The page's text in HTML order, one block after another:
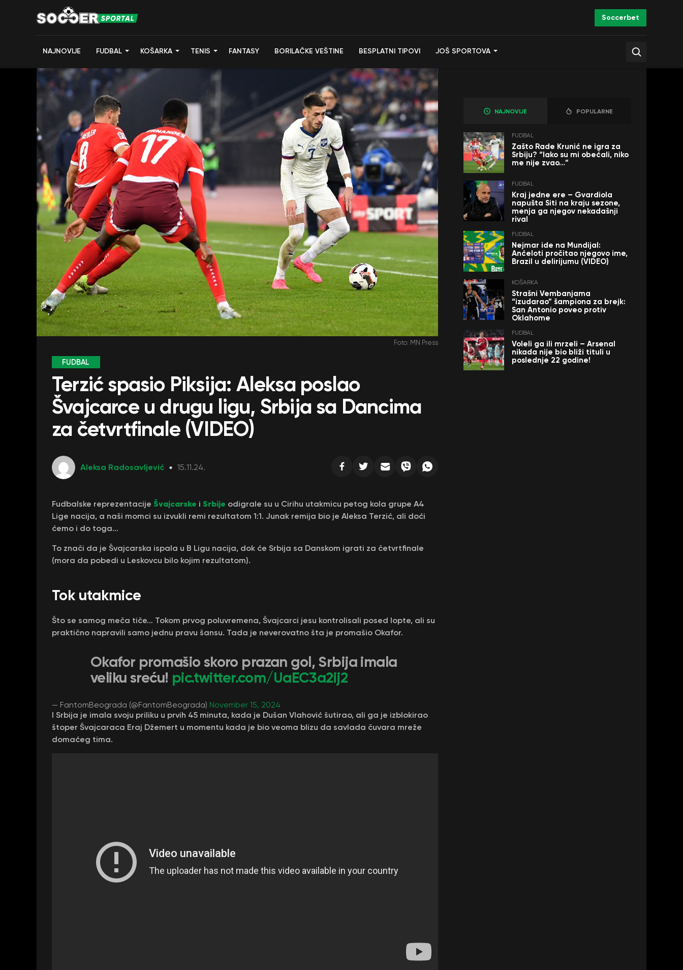
Soccerbet
NAJNOVIJE FUDBAL KOŠARKA TENIS FANTASY BORILAČKE VEŠTINE BESPLATNI TIPOVI JOŠ SPORTOVA
Foto: MN Press
FUDBAL
Terzić spasio Piksija: Aleksa poslao
Švajcarce u drugu ligu, Srbija sa Dancima
za četvrtfinale (VIDEO)
Aleksa Radosavljević 15.11.24.
Fudbalske reprezentacije Švajcarske i Srbije odigrale su u Cirihu utakmicu petog kola grupe A4
Lige nacija, a naši momci su izvukli remi rezultatom 1:1. Junak remija bio je Aleksa Terzić, ali doći
ćemo i do toga…
To znači da je Švajcarska ispala u B Ligu nacija, dok će Srbija sa Danskom igrati za četvrtfinale
(mora da pobedi u Leskovcu bilo kojim rezultatom).
Tok utakmice
Što se samog meča tiče… Tokom prvog poluvremena, Švajcarci jesu kontrolisali posed lopte, ali su
praktično napravili samo jednu pravu šansu. Tada je neverovatno šta je promašio Okafor.
Okafor promašio skoro prazan gol, Srbija imala
veliku sreću! pic.twitter.com/UaEC3a2ij2
— FantomBeograda (@FantomBeograda) November 15, 2024
I Srbija je imala svoju priliku u prvih 45 minuta, kada je Dušan Vlahović šutirao, ali ga je izblokirao
štoper Švajcaraca Eraj Džemert u momentu kada je bio veoma blizu da savlada čuvara mreže
domaćeg tima.
NAJNOVIJE POPULARNE
FUDBAL
Zašto Rade Krunić ne igra za
Srbiju? “Iako su mi obećali, niko
me nije zvao…”
FUDBAL
Kraj jedne ere – Gvardiola
napušta Siti na kraju sezone,
menja ga njegov nekadašnji
rival
FUDBAL
Nejmar ide na Mundijal:
Anćeloti pročitao njegovo ime,
Brazil u delirijumu (VIDEO)
KOŠARKA
Strašni Vembanjama
“izudarao” šampiona za brejk:
San Antonio poveo protiv
Oklahome
FUDBAL
Voleli ga ili mrzeli – Arsenal
nikada nije bio bliži tituli u
poslednje 22 godine!